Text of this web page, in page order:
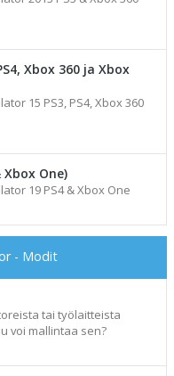
Xbox 360 ja Xbox
15 PS3, PS4, Xbox 360
One)
19 PS4 & Xbox One
- Modit
tai työlaitteista
voi mallintaa sen?